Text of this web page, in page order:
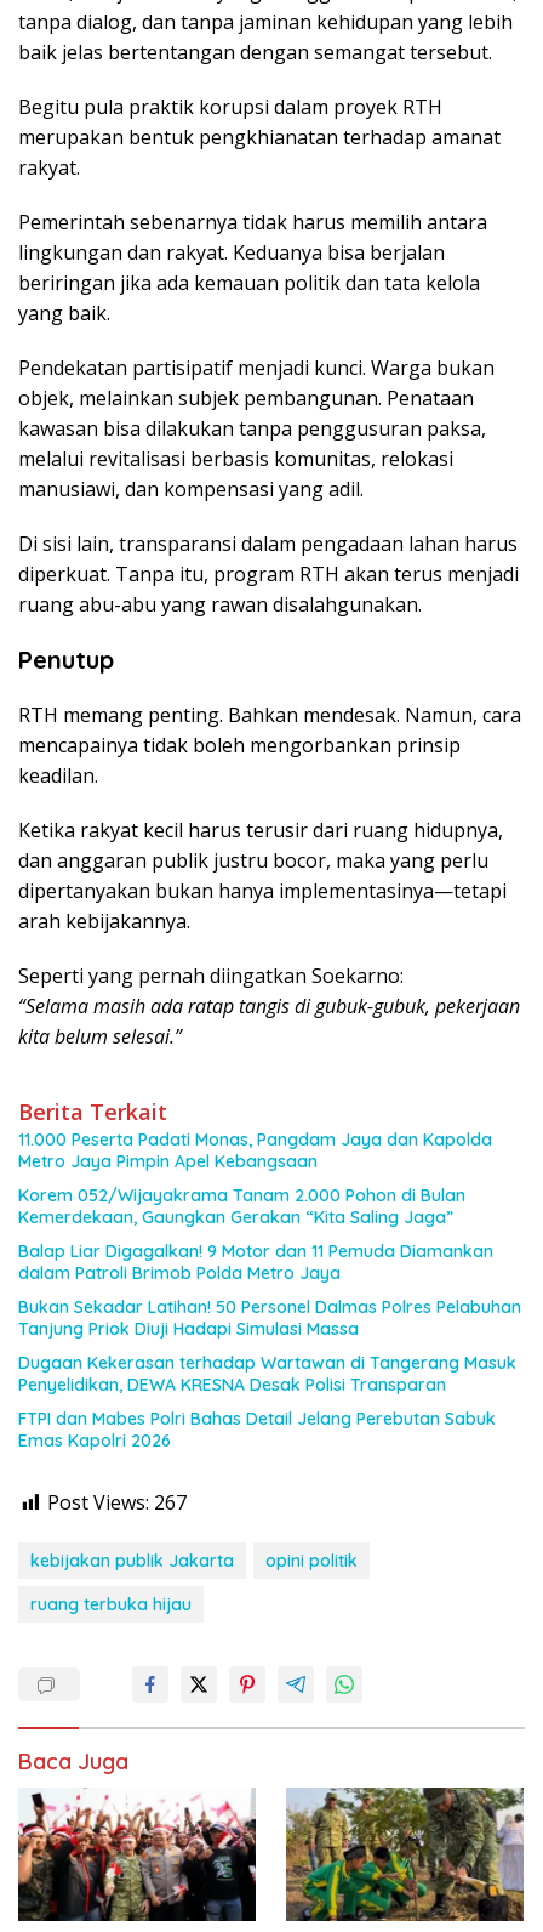
tanpa dialog, dan tanpa jaminan kehidupan yang lebih
baik jelas bertentangan dengan semangat tersebut.
Begitu pula praktik korupsi dalam proyek RTH
merupakan bentuk pengkhianatan terhadap amanat
rakyat.
Pemerintah sebenarnya tidak harus memilih antara
lingkungan dan rakyat. Keduanya bisa berjalan
beriringan jika ada kemauan politik dan tata kelola
yang baik.
Pendekatan partisipatif menjadi kunci. Warga bukan
objek, melainkan subjek pembangunan. Penataan
kawasan bisa dilakukan tanpa penggusuran paksa,
melalui revitalisasi berbasis komunitas, relokasi
manusiawi, dan kompensasi yang adil.
Di sisi lain, transparansi dalam pengadaan lahan harus
diperkuat. Tanpa itu, program RTH akan terus menjadi
ruang abu-abu yang rawan disalahgunakan.
Penutup
RTH memang penting. Bahkan mendesak. Namun, cara
mencapainya tidak boleh mengorbankan prinsip
keadilan.
Ketika rakyat kecil harus terusir dari ruang hidupnya,
dan anggaran publik justru bocor, maka yang perlu
dipertanyakan bukan hanya implementasinya—tetapi
arah kebijakannya.
Seperti yang pernah diingatkan Soekarno:
“Selama masih ada ratap tangis di gubuk-gubuk, pekerjaan
kita belum selesai.”
Berita Terkait
11.000 Peserta Padati Monas, Pangdam Jaya dan Kapolda
Metro Jaya Pimpin Apel Kebangsaan
Korem 052/Wijayakrama Tanam 2.000 Pohon di Bulan
Kemerdekaan, Gaungkan Gerakan “Kita Saling Jaga”
Balap Liar Digagalkan! 9 Motor dan 11 Pemuda Diamankan
dalam Patroli Brimob Polda Metro Jaya
Bukan Sekadar Latihan! 50 Personel Dalmas Polres Pelabuhan
Tanjung Priok Diuji Hadapi Simulasi Massa
Dugaan Kekerasan terhadap Wartawan di Tangerang Masuk
Penyelidikan, DEWA KRESNA Desak Polisi Transparan
FTPI dan Mabes Polri Bahas Detail Jelang Perebutan Sabuk
Emas Kapolri 2026
Post Views: 267
kebijakan publik Jakarta
opini politik
ruang terbuka hijau
Baca Juga